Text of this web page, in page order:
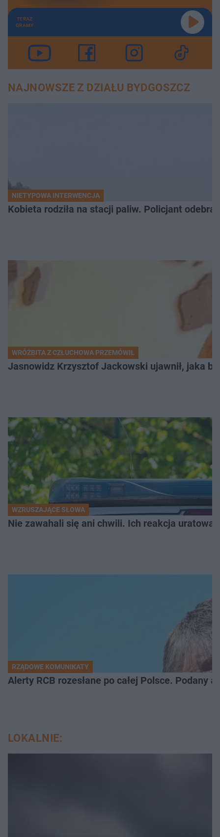
TERAZ
GRAMY
NAJNOWSZE Z DZIAŁU BYDGOSZCZ
NIETYPOWA INTERWENCJA
Kobieta rodziła na stacji paliw. Policjant
WRÓŻBITA Z CZŁUCHOWA PRZEMÓWIŁ
Jasnowidz Krzysztof Jackowski ujawnił, jaka
WZRUSZAJĄCE SŁOWA
Nie zawahali się ani chwili. Ich reakcja
RZĄDOWE KOMUNIKATY
Alerty RCB rozesłane po całej Polsce. Podany
LOKALNIE: